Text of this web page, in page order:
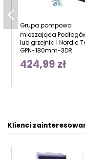
Grupa pompowa
mieszająca
lub grzejniki | Nordic
GPN-180mm-3DR
424,99 zł
Klienci